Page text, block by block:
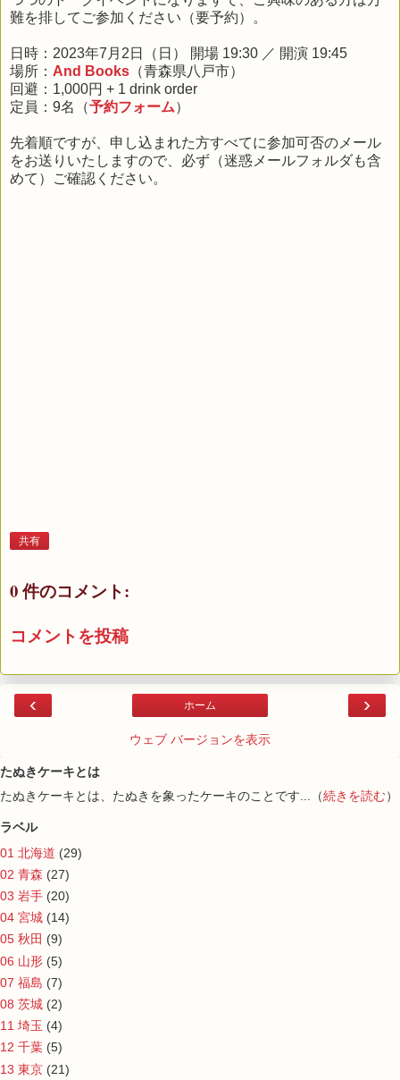
難を排してご参加ください（要予約）。
日時：2023年7月2日（日） 開場 19:30 ／ 開演 19:45
場所： And Books （青森県八戸市）
回避：1,000円 + 1 drink order
定員：9名（予約フォーム）
先着順ですが、申し込まれた方すべてに参加可否のメール
をお送りいたしますので、必ず（迷惑メールフォルダも含
めて）ご確認ください。
共有
0 件のコメント:
コメントを投稿
‹ ›
ホーム
ウェブ バージョンを表示
たぬきケーキとは
たぬきケーキとは、たぬきを象ったケーキのことです...（続きを読む）
ラベル
01 北海道 (29)
02 青森 (27)
03 岩手 (20)
04 宮城 (14)
05 秋田 (9)
06 山形 (5)
07 福島 (7)
08 茨城 (2)
11 埼玉 (4)
12 千葉 (5)
13 東京 (21)